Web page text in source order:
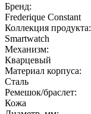
Бренд:
Frederique Constant
Коллекция продукта:
Smartwatch
Механизм:
Кварцевый
Материал корпуса:
Сталь
Ремешок/браслет:
Кожа